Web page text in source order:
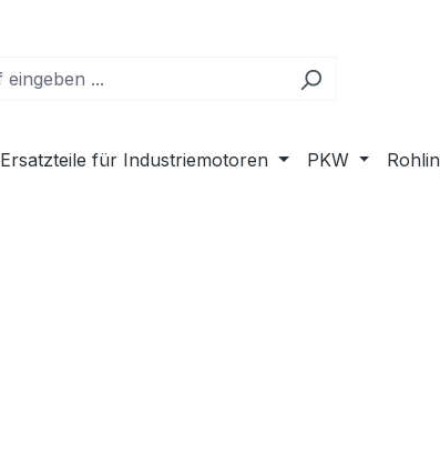
Ersatzteile für Industriemotoren PKW